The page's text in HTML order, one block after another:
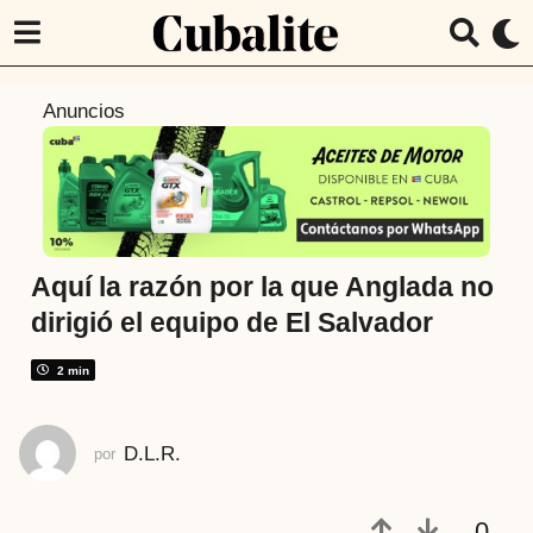
t
á
s
a
ñ
Anuncios
Aquí la razón por la que Anglada no
dirigió el equipo de El Salvador
2 min
por D.L.R.